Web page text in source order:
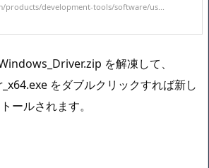
products/development-tools/software/us...
を解凍して、
をダブルクリックすれば新し
ールされます。